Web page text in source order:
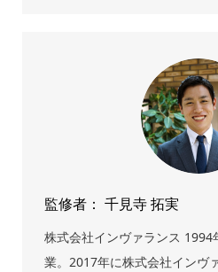
監修者： 千見寺 拓実
株式会社インヴァランス 1994
業。2017年に株式会社インヴ